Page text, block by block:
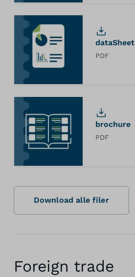
dataSheet
PDF
brochure
PDF
Download alle filer
Foreign trade